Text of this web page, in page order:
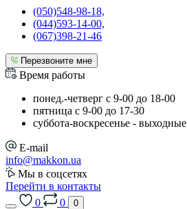
(050)548-98-18,
(044)593-14-00,
(067)398-21-46
Перезвоните мне
Время работы
понед.-четверг с 9-00 до 18-00
пятница с 9-00 до 17-30
cуббота-воскресенье - выходные
E-mail
info@makkon.ua
Мы в соцсетях
Перейти в контакты
0
0 0